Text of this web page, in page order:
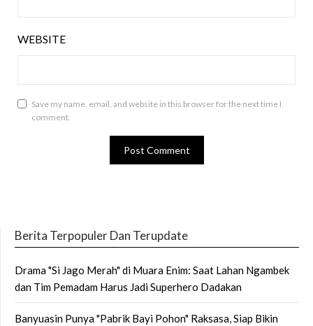
WEBSITE
Save my name, email, and website in this browser for the next time I
comment.
Berita Terpopuler Dan Terupdate
Drama "Si Jago Merah" di Muara Enim: Saat Lahan Ngambek
dan Tim Pemadam Harus Jadi Superhero Dadakan
Banyuasin Punya "Pabrik Bayi Pohon" Raksasa, Siap Bikin